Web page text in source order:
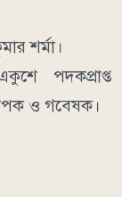
শর্মা।
পদকপ্রাপ্ত
ও গবেষক।